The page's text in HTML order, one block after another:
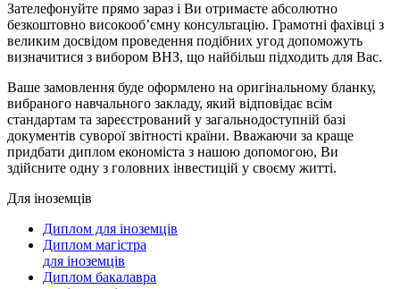
Зателефонуйте прямо зараз і Ви отримаєте абсолютно
безкоштовно високооб’ємну консультацію. Грамотні фахівці з
великим досвідом проведення подібних угод допоможуть
визначитися з вибором ВНЗ, що найбільш підходить для Вас.
Ваше замовлення буде оформлено на оригінальному бланку,
вибраного навчального закладу, який відповідає всім
стандартам та зареєстрований у загальнодоступній базі
документів суворої звітності країни. Вважаючи за краще
придбати диплом економіста з нашою допомогою, Ви
здійсните одну з головних інвестицій у своєму житті.
Для іноземців
Диплом для іноземців
Диплом магістра
для іноземців
Диплом бакалавра